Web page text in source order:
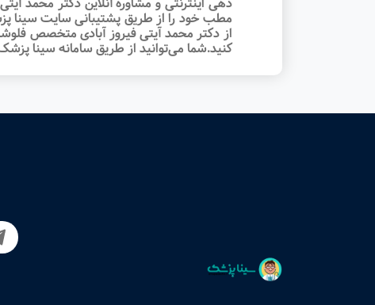
مطب خود را از طریق پشتیبانی سایت سینا
از دکتر محمد آیتی فیروز آبادی متخصص
کنید.شما می‌توانید از طریق سامانه سینا